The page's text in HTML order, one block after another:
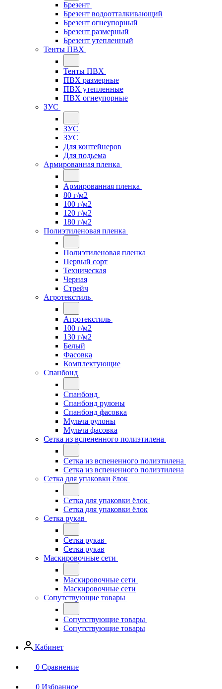
Брезент
Брезент водоотталкивающий
Брезент огнеупорный
Брезент размерный
Брезент утепленный
Тенты ПВХ
Тенты ПВХ
ПВХ размерные
ПВХ утепленные
ПВХ огнеупорные
ЗУС
ЗУС
ЗУС
Для контейнеров
Для подьема
Армированная пленка
Армированная пленка
80 г/м2
100 г/м2
120 г/м2
180 г/м2
Полиэтиленовая пленка
Полиэтиленовая пленка
Первый сорт
Техническая
Черная
Стрейч
Агротекстиль
Агротекстиль
100 г/м2
130 г/м2
Белый
Фасовка
Комплектующие
Спанбонд
Спанбонд
Спанбонд рулоны
Спанбонд фасовка
Мульча рулоны
Мульча фасовка
Сетка из вспененного полиэтилена
Сетка из вспененного полиэтилена
Сетка из вспененного полиэтилена
Сетка для упаковки ёлок
Сетка для упаковки ёлок
Сетка для упаковки ёлок
Сетка рукав
Сетка рукав
Сетка рукав
Маскировочные сети
Маскировочные сети
Маскировочные сети
Сопутствующие товары
Сопутствующие товары
Сопутствующие товары
Кабинет
0 Сравнение
0 Избранное